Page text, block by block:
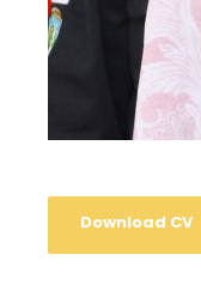
Download CV